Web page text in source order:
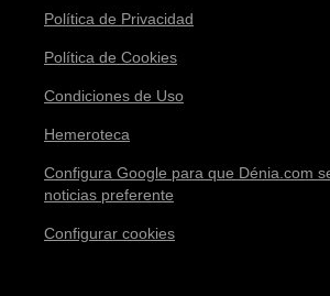
Política de Privacidad
Política de Cookies
Condiciones de Uso
Hemeroteca
Configura Google para que Dénia.com
noticias preferente
Configurar cookies